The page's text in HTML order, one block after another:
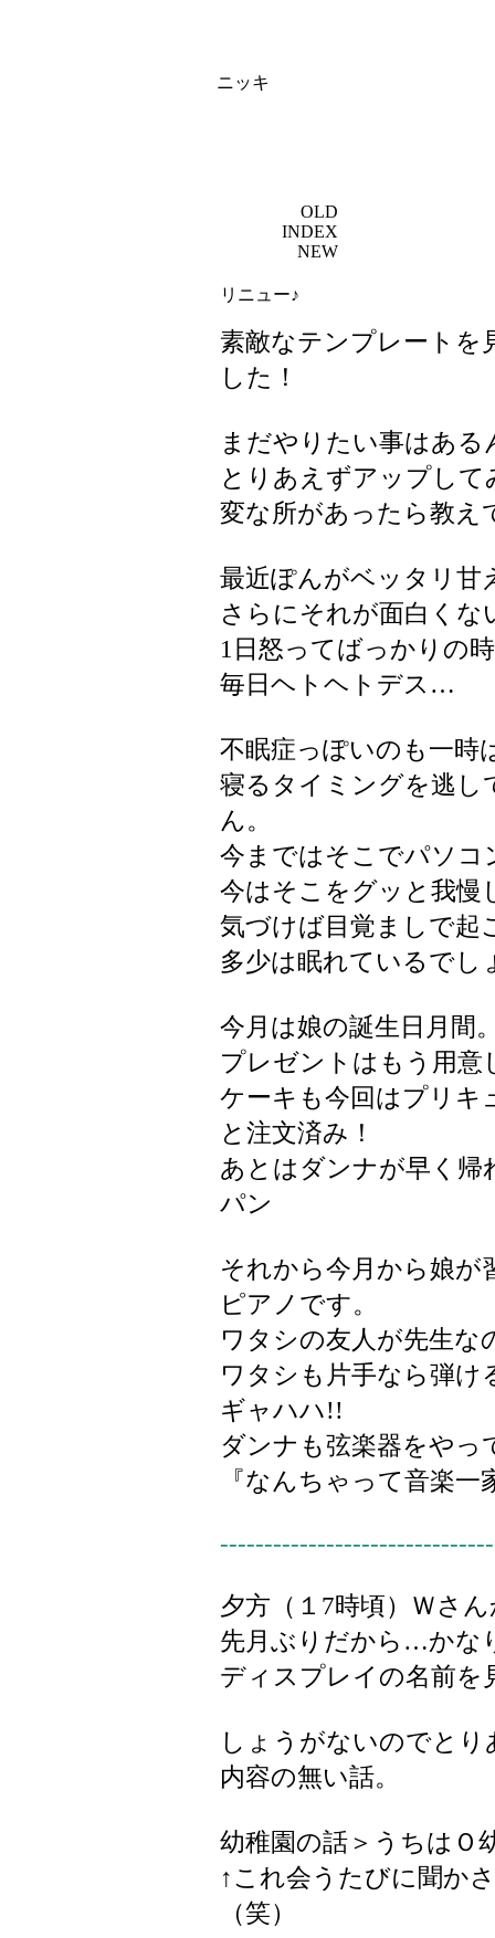
ニッキ
OLD
INDEX
NEW
リニュー♪
素敵なテンプレートを
した！
まだやりたい事はある
とりあえずアップして
変な所があったら教え
最近ぽんがベッタリ甘
さらにそれが面白く
1日怒ってばっかりの
毎日ヘトヘトデス…
不眠症っぽいのも一時
寝るタイミングを逃し
ん。
今まではそこでパソ
今はそこをグッと我慢
気づけば目覚ましで起
多少は眠れているでし
今月は娘の誕生日月間
プレゼントはもう用意
ケーキも今回はプリキ
と注文済み！
あとはダンナが早く帰
パン
それから今月から娘が
ピアノです。
ワタシの友人が先生
ワタシも片手なら弾
ギャハハ!!
ダンナも弦楽器をやっ
『なんちゃって音楽
夕方（１7時頃）Ｗさ
先月ぶりだから…かな
ディスプレイの名前を
しょうがないのでと
内容の無い話。
幼稚園の話＞うちはＯ
↑これ会うたびに聞か
（笑）